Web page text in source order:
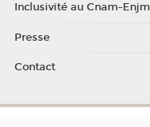
Inclusivité au Cnam-
Presse
Contact